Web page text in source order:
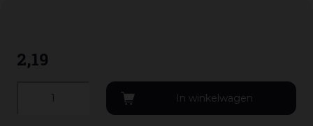
2,19